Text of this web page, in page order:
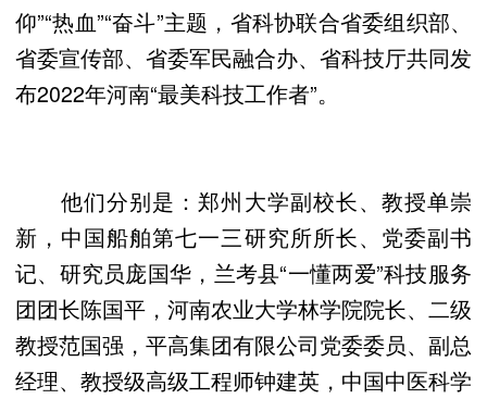
仰”“热血”“奋斗”主题，省科协联合省委组织部、
省委宣传部、省委军民融合办、省科技厅共同发
布2022年河南“最美科技工作者”。
他们分别是：郑州大学副校长、教授单崇
新，中国船舶第七一三研究所所长、党委副书
记、研究员庞国华，兰考县“一懂两爱”科技服务
团团长陈国平，河南农业大学林学院院长、二级
教授范国强，平高集团有限公司党委委员、副总
经理、教授级高级工程师钟建英，中国中医科学